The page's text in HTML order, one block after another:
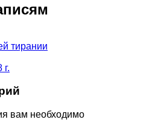
тирании
вам необходимо